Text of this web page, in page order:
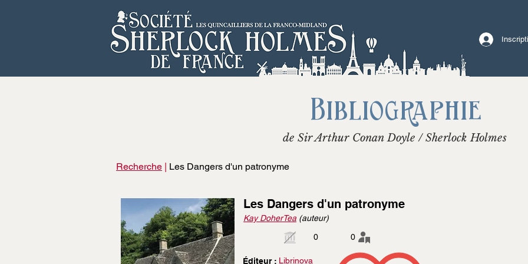
Bibliographie
de Sir Arthur Conan Doyle / Sherlock Holmes
Recherche | Les Dangers d'un patronyme
Les Dangers d'un patronyme
Kay DoherTea (auteur)
0
0
Éditeur : Librinova